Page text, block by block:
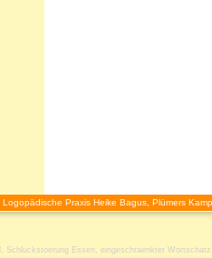
Logopädische Praxis Heike Bagus, Plümers
, Schluckstoerung Essen , eingeschraenkter